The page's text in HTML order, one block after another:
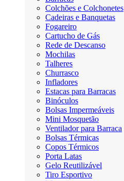
Colchões e Colchonetes
Cadeiras e Banquetas
Fogareiro
Cartucho de Gás
Rede de Descanso
Mochilas
Talheres
Churrasco
Infladores
Estacas para Barracas
Binóculos
Bolsas Impermeáveis
Mini Mosquetão
Ventilador para Barraca
Bolsas Térmicas
Copos Térmicos
Porta Latas
Gelo Reutilizável
Tiro Esportivo